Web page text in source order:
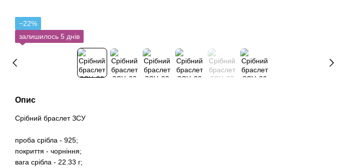
−22%
залишилось 5 днів
Опис
Срібний браслет ЗСУ
проба срібла - 925;
покриття - чорніння;
вага срібла - 22.33 г;